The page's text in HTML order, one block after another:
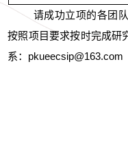
请成功立项的各团
按照项目要求按时完成研
系：pkueecsip@163.com